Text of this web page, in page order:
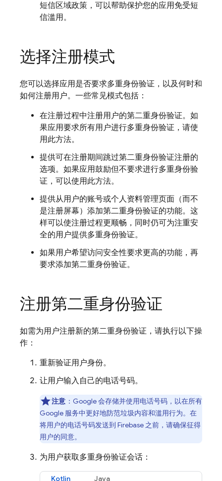
短信区域政策，可以帮助保护您的应用免受短
信滥用。
选择注册模式
您可以选择应用是否要求多重身份验证，以及何时和
如何注册用户。一些常见模式包括：
在注册过程中注册用户的第二重身份验证。如
果应用要求所有用户进行多重身份验证，请使
用此方法。
提供可在注册期间跳过第二重身份验证注册的
选项。如果应用鼓励但不要求进行多重身份验
证，可以使用此方法。
提供从用户的账号或个人资料管理页面（而不
是注册屏幕）添加第二重身份验证的功能。这
样可以使注册过程更顺畅，同时仍可为注重安
全的用户提供多重身份验证。
如果用户希望访问安全性要求更高的功能，再
要求添加第二重身份验证。
注册第二重身份验证
如需为用户注册新的第二重身份验证，请执行以下操
作：
重新验证用户身份。
让用户输入自己的电话号码。
注意 ：Google 会存储并使用电话号码，以在所有
Google 服务中更好地防范垃圾内容和滥用行为。在
将用户的电话号码发送到 Firebase 之前，请确保征得
用户的同意。
为用户获取多重身份验证会话：
Kotlin Java